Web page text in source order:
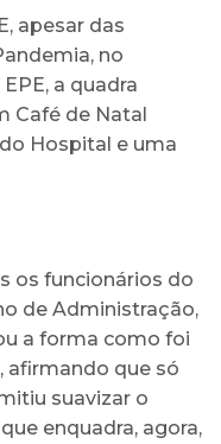
apesar das
no
a quadra
Café de Natal
Hospital e uma
os funcionários do
de Administração,
a forma como foi
afirmando que só
suavizar o
enquadra, agora,